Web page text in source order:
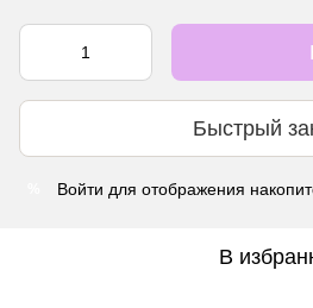
Быстрый
Войти для отображения
В